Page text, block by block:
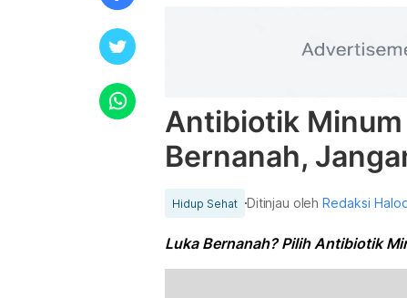
Antibiotik
Bernanah,
Hidup Sehat Ditinjau olehRedaksi
Luka Bernanah? Pilih Antibiotik